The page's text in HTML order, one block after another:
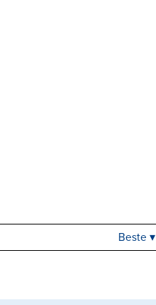
Kontrovers
Beste ▾